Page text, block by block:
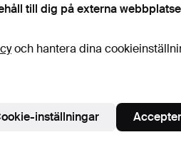
till dig på externa
och hantera dina
inställningar